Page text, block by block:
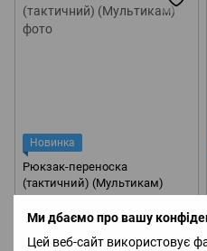
Ми дбаємо про вашу
Цей веб-сайт використовує
Новинка
Рюкзак-переноска
(тактичний) (Мультикам)
Немає в наявності